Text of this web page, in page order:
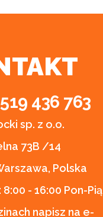
519 436 763
sp. z o.o.
73B /14
Polska
8:00 - 16:00 Pon-Pią
napisz na e-